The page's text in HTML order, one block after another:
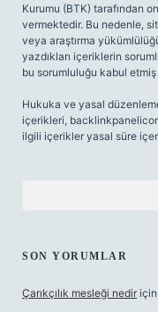
Kurumu (BTK) tarafından
vermektedir. Bu nedenle,
veya araştırma
yazdıkları içeriklerin
bu sorumluluğu kabul etmiş
Hukuka ve yasal
içerikleri,
ilgili içerikler yasal süre
SON YORUMLAR
Çarıkçılık mesleği nedir için